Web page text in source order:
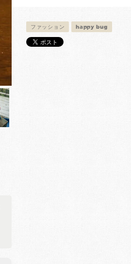
ファッション happy bug